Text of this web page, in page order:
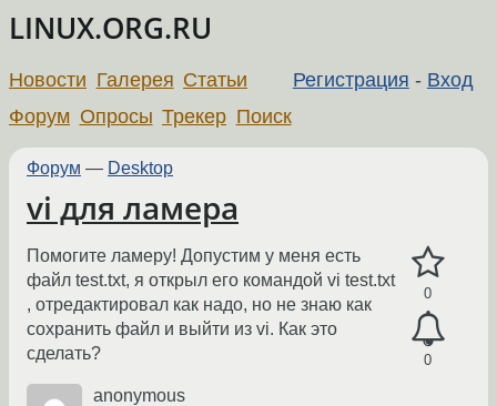
LINUX.ORG.RU
Регистрация - Вход
Новости Галерея Статьи
Форум Опросы Трекер Поиск
Форум — Desktop
vi для ламера
0
0
Помогите ламеру! Допустим у меня есть
файл test.txt, я открыл его командой vi test.txt
, отредактировал как надо, но не знаю как
сохранить файл и выйти из vi. Как это
сделать?
anonymous